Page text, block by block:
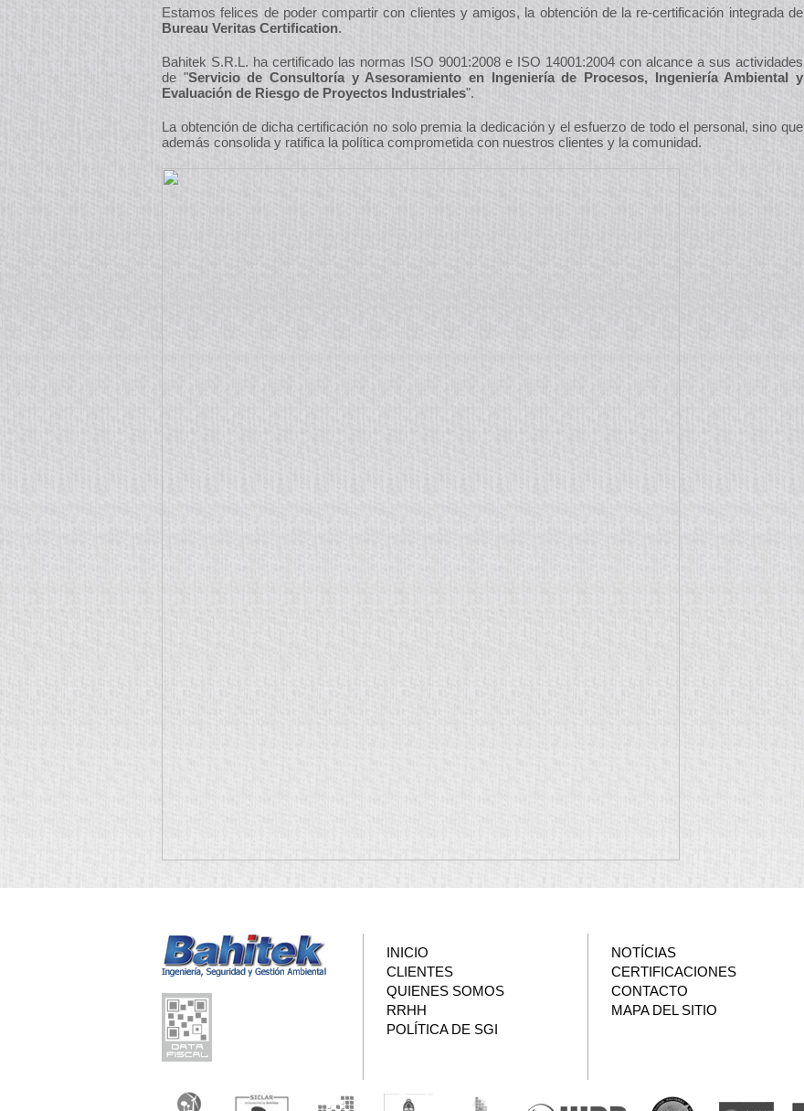
Estamos felices de poder compartir con clientes y amigos, la obtención de la re-certificación integrada de
Bureau Veritas Certification.
Bahitek S.R.L. ha certificado las normas ISO 9001:2008 e ISO 14001:2004 con alcance a sus actividades
de "Servicio de Consultoría y Asesoramiento en Ingeniería de Procesos, Ingeniería Ambiental y
Evaluación de Riesgo de Proyectos Industriales".
La obtención de dicha certificación no solo premia la dedicación y el esfuerzo de todo el personal, sino que
además consolida y ratifica la política comprometida con nuestros clientes y la comunidad.
INICIO
CLIENTES
QUIENES SOMOS
RRHH
POLÍTICA DE SGI
NOTÍCIAS
CERTIFICACIONES
CONTACTO
MAPA DEL SITIO